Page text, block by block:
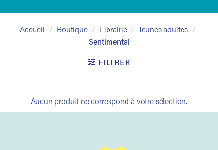
Accueil / Boutique / Librairie / Jeunes adultes
/
Sentimental
FILTRER
Aucun produit ne correspond à votre sélection.